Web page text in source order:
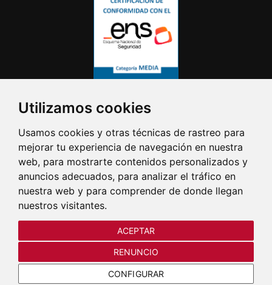
Utilizamos cookies
Usamos cookies y otras técnicas de rastreo para
mejorar tu experiencia de navegación en nuestra
web, para mostrarte contenidos personalizados y
anuncios adecuados, para analizar el tráfico en
nuestra web y para comprender de donde llegan
nuestros visitantes.
ACEPTAR
RENUNCIO
CONFIGURAR